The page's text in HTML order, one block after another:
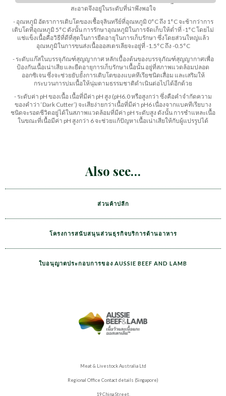
สะอาดจึงอยู่ในระดับที่น่าพึงพอใจ
- อุณหภูมิ อัตราการเติบโตของเชื้อจุลินทรีย์ที่อุณหภูมิ 0°C ถึง 1°C จะช้ากว่าการ
เติบโตที่อุณหภูมิ 5°C ดังนั้น การรักษาอุณหภูมิในการจัดเก็บให้ต่ำที่ -1°C โดยไม่
แช่แข็งเนื้อคือวิธีที่ดีที่สุดในการยืดอายุในการเก็บรักษา ซึ่งโดยส่วนใหญ่แล้ว
อุณหภูมิในการขนส่งเนื้อออสเตรเลียจะอยู่ที่ -1.5°C ถึง -0.5°C
- ระดับแก๊สในบรรจุภัณฑ์สุญญากาศ หลักเบื้องต้นของบรรจุภัณฑ์สุญญากาศเพื่อ
ป้องกันเนื้อเน่าเสีย และยืดอายุการเก็บรักษาเนื้อนั้น อยู่ที่สภาพแวดล้อมปลอด
ออกซิเจน ซึ่งจะช่วยยับยั้งการเติบโตของแบคทีเรียชนิดเสื่อม และเสริมให้
กระบวนการบ่มเนื้อให้นุ่มตามธรรมชาติดำเนินต่อไปได้อีกด้วย
- ระดับค่า pH ของเนื้อ เนื้อที่มีค่า pH สูง (pH6.0 หรือสูงกว่า ซึ่งคือคำจำกัดความ
ของคำว่า ‘Dark Cutter’) จะเสียง่ายกว่าเนื้อที่มีค่า pH6 เนื่องจากแบคทีเรียบาง
ชนิดจะรอดชีวิตอยู่ได้ในสภาพแวดล้อมที่มีค่า pH ระดับสูง ดังนั้น การชำแหละเนื้อ
ในขณะที่เนื้อมีค่า pH สูงกว่า 6 จะช่วยแก้ปัญหาเนื้อเน่าเสียให้กับผู้แปรรูปได้
Also see
ส่วนค้าปลีก
โครงการสนับสนุนส่วนธุรกิจบริการด้านอาหาร
ใบอนุญาตประกอบการของ AUSSIE BEEF AND LAMB
Meat & Livestock Australia Ltd
Regional Office Contact details (Singapore)
19 China Street,